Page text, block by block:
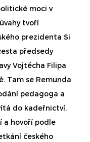
moci v
tvoří
prezidenta Si
předsedy
Vojtěcha Filipa
Tam se Remunda
pedagoga a
do kadeřnictví,
a hovoří podle
českého